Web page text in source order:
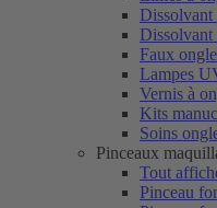
Dissolvant
Dissolvant
Faux
Lampes
Vernis à
Kits
Soins
Pinceaux
Tout
Pinceau